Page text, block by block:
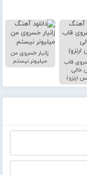
قاب
خالی
ارنزو)
زانیار خسروی من
میلیونر نیستم